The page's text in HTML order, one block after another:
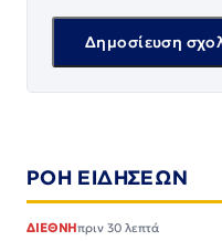
ΡΟΗ ΕΙΔΗΣΕΩΝ
ΔΙΕΘΝΗπριν 30 λεπτά